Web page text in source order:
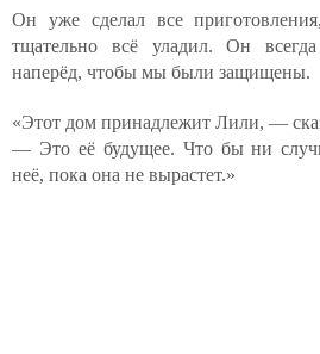
Он уже сделал все
тщательно всё уладил. Он
наперёд, чтобы мы были защищены.
«Этот дом принадлежит Лили, —
— Это её будущее. Что бы ни
неё, пока она не вырастет.»